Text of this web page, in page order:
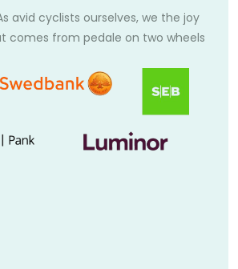
avid cyclists ourselves, we the joy
comes from pedale on two wheels